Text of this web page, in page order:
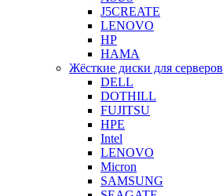
J5CREATE
LENOVO
HP
HAMA
Жёсткие диски для серверов
DELL
DOTHILL
FUJITSU
HPE
Intel
LENOVO
Micron
SAMSUNG